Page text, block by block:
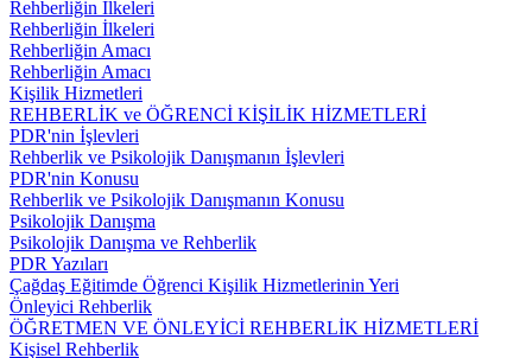
Rehberliğin İlkeleri
Rehberliğin İlkeleri
Rehberliğin Amacı
Rehberliğin Amacı
Kişilik Hizmetleri
REHBERLİK ve ÖĞRENCİ KİŞİLİK HİZMETLERİ
PDR'nin İşlevleri
Rehberlik ve Psikolojik Danışmanın İşlevleri
PDR'nin Konusu
Rehberlik ve Psikolojik Danışmanın Konusu
Psikolojik Danışma
Psikolojik Danışma ve Rehberlik
PDR Yazıları
Çağdaş Eğitimde Öğrenci Kişilik Hizmetlerinin Yeri
Önleyici Rehberlik
ÖĞRETMEN VE ÖNLEYİCİ REHBERLİK HİZMETLERİ
Kişisel Rehberlik